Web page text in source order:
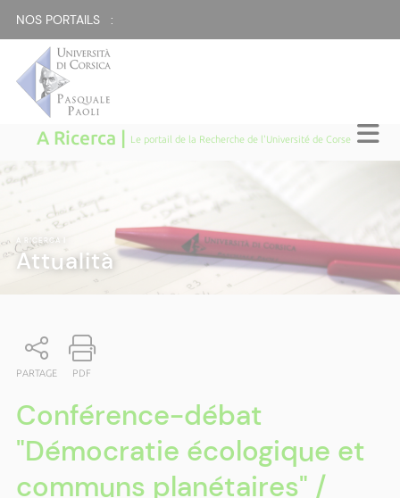
NOS PORTAILS :
A Ricerca | Le portail de la Recherche de l'Université de Corse
A RICERCA
Attualità
PARTAGE PDF
Conférence-débat
"Démocratie écologique et
communs planétaires" /